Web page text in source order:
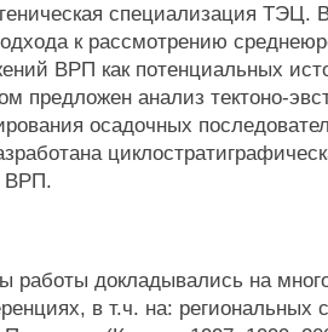
специализация ТЭЦ.
к рассмотрению
ВРП как потенциальных
предложен анализ тектоно-
осадочных
ВРП.
работы докладывались на
в т.ч. на: региональных